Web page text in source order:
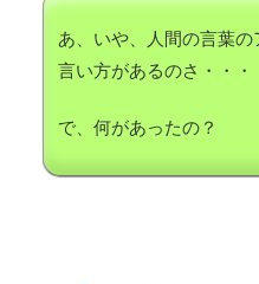
あ、いや、人間の言葉の
言い方があるのさ・・・
で、何があったの？